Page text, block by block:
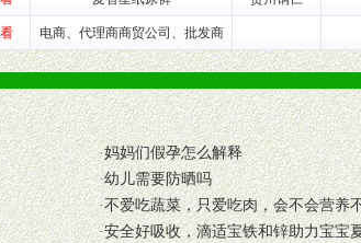
终端宣传物料、多样化的促销物品、礼品等。
支持、人员支持等。媒体宣传支持
品体宣传支持
品宣传，提高产品美誉度。
导。
电商、代理商商贸公司、批发商
·妈妈们假孕怎么解释
·幼儿需要防晒吗
·不爱吃蔬菜，只爱吃肉，会不会营养
·安全好吸收，滴适宝铁和锌助力宝宝